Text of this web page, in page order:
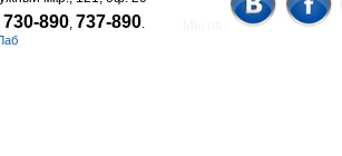
730-890, 737-890.